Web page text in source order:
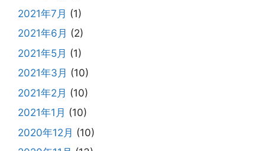
2021年7月 (1)
2021年6月 (2)
2021年5月 (1)
2021年3月 (10)
2021年2月 (10)
2021年1月 (10)
2020年12月 (10)